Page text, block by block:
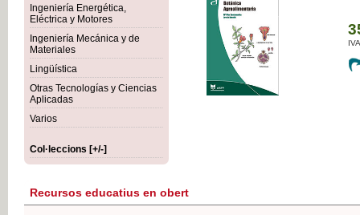
Ingeniería Energética,
Eléctrica y Motores
Ingeniería Mecánica y de
Materiales
Lingüística
Otras Tecnologías y Ciencias
Aplicadas
Varios
Col·leccions [+/-]
IVA
Recursos educatius en obert